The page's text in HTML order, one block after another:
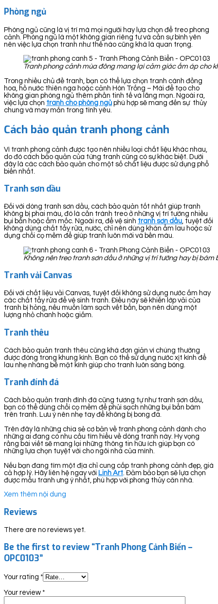
Phòng ngủ
Phòng ngủ cũng là vị trí mà mọi người hay lựa chọn để treo phong
cảnh. Phòng ngủ là một không gian riêng tư và cần sự bình yên
nên việc lựa chọn tranh như thế nào cũng khá là quan trọng.
Tranh phong cảnh mùa đông mang lại cảm giác ấm áp cho
Trong nhiều chủ đề tranh, bạn có thể lựa chọn tranh cánh đồng
hoa, hồ nước thiên nga hoặc cảnh Hòn Trống – Mái để tạo cho
không gian phòng ngủ thêm phần tinh tế và lãng mạn. Ngoài ra,
việc lựa chọn tranh cho phòng ngủ phù hợp sẽ mang đến sự thủy
chung và may mắn trong tình yêu.
Cách bảo quản tranh phong cảnh
Vì tranh phong cảnh được tạo nên nhiều loại chất liệu khác nhau,
do đó cách bảo quản của từng tranh cũng có sự khác biệt. Dưới
đây là các cách bảo quản cho một số chất liệu được sử dụng phổ
biến nhất.
Tranh sơn dầu
Đối với dòng tranh sơn dầu, cách bảo quản tốt nhất giúp tranh
không bị phai màu, đó là cần tránh treo ở những vị trí tường nhiều
bụi bẩn hoặc ẩm mốc. Ngoài ra, để vệ sinh tranh sơn dầu, tuyệt đối
không dùng chất tẩy rửa, nước, chỉ nên dùng khăn ẩm lau hoặc sử
dụng chổi cọ mềm để giúp tranh luôn mới và bền màu.
Không nên treo tranh sơn dầu ở những vị trí tường hay bị bám
Tranh vải Canvas
Đối với chất liệu vải Canvas, tuyệt đối không sử dụng nước ấm hay
các chất tẩy rửa để vệ sinh tranh. Điều này sẽ khiến lớp vải của
tranh bị hỏng, nếu muốn làm sạch vết bẩn, bạn nên dùng một
lượng nhỏ chanh hoặc giấm.
Tranh thêu
Cách bảo quản tranh thêu cũng khá đơn giản vì chúng thường
được đóng trong khung kính. Bạn có thể sử dụng nước xịt kính để
lau nhẹ nhàng bề mặt kính giúp cho tranh luôn sáng bóng.
Tranh đính đá
Cách bảo quản tranh đính đá cũng tương tự như tranh sơn dầu,
bạn có thể dùng chổi cọ mềm để phủi sạch những bụi bẩn bám
trên tranh. Lưu ý nên nhẹ tay để không bị bong đá.
Trên đây là những chia sẻ cơ bản về tranh phong cảnh dành cho
những ai đang có nhu cầu tìm hiểu về dòng tranh này. Hy vọng
rằng bài viết sẽ mang lại những thông tin hữu ích giúp bạn có
những lựa chọn tuyệt vời cho ngôi nhà của mình.
Nếu bạn đang tìm một địa chỉ cung cấp tranh phong cảnh đẹp, giá
cả hợp lý. Hãy liên hệ ngay với Linh Art . Đảm bảo bạn sẽ lựa chọn
được mẫu tranh ưng ý nhất, phù hợp với phong thủy căn nhà.
Xem thêm nội dung
Reviews
There are no reviews yet.
Be the first to review “Tranh Phong Cảnh Biển –
OPC0103”
Your rating *
Your review *